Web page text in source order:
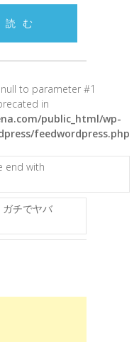
む
null to parameter #1
in
public_html/wp-
feedwordpress.php
end with
ガチでヤバ